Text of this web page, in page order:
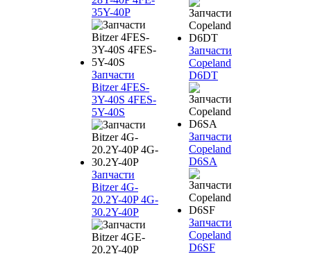
35Y-40P
Запчасти
Bitzer 4FES-
3Y-40S 4FES-
5Y-40S
Запчасти
Bitzer 4G-
20.2Y-40P 4G-
30.2Y-40P
Запчасти
Copeland
D6DT
Запчасти
Copeland
D6SA
Запчасти
Copeland
D6SF